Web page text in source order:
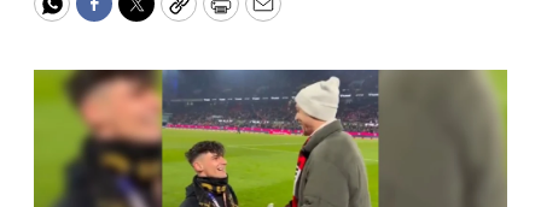
WhatsApp
Facebook
TwitterCopyPrintEmail